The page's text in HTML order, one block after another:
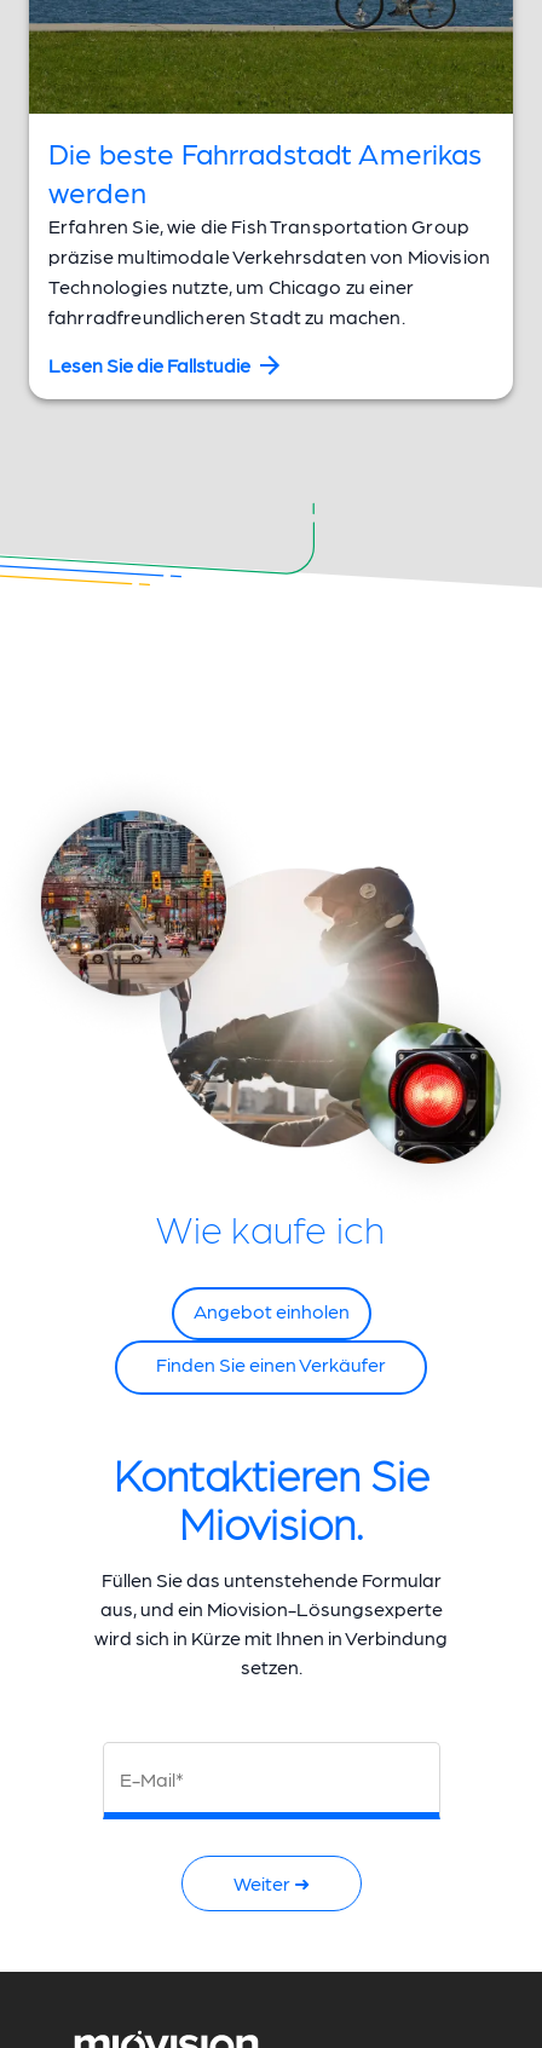
Die beste Fahrradstadt Amerikas
werden
Erfahren Sie, wie die Fish Transportation Group
präzise multimodale Verkehrsdaten von Miovision
Technologies nutzte, um Chicago zu einer
fahrradfreundlicheren Stadt zu machen.
Lesen Sie die Fallstudie
Wie kaufe ich
Angebot einholen
Finden Sie einen Verkäufer
Kontaktieren Sie
Miovision.
Füllen Sie das untenstehende Formular
aus, und ein Miovision-Lösungsexperte
wird sich in Kürze mit Ihnen in Verbindung
setzen.
E-Mail*
Weiter ➜